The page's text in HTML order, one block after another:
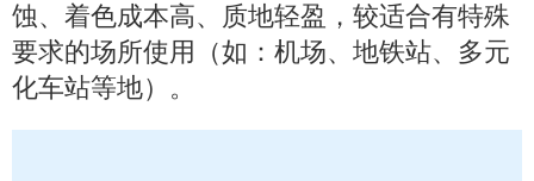
蚀、着色成本高、质地轻盈，较适合有特殊
要求的场所使用（如：机场、地铁站、多元
化车站等地）。